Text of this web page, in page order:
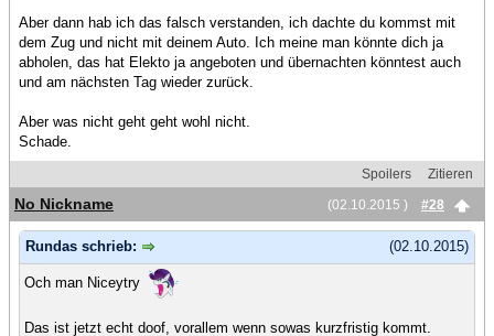
Aber dann hab ich das falsch verstanden, ich dachte du kommst mit
dem Zug und nicht mit deinem Auto. Ich meine man könnte dich ja
abholen, das hat Elekto ja angeboten und übernachten könntest auch
und am nächsten Tag wieder zurück.
Aber was nicht geht geht wohl nicht.
Schade.
Spoilers
Zitieren
(02.10.2015 )
#28
No Nickname
(02.10.2015)
Rundas schrieb:
Och man Niceytry
Das ist jetzt echt doof, vorallem wenn sowas kurzfristig kommt.